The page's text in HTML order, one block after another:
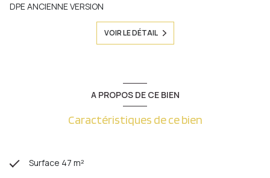
DPE ANCIENNE VERSION
VOIR LE DÉTAIL
A PROPOS DE CE BIEN
Caractéristiques de ce bien
Surface 47 m²